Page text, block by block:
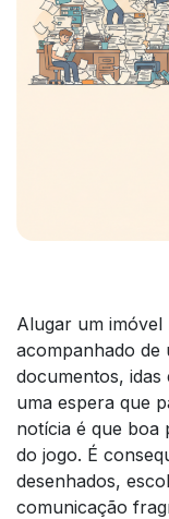
Alugar um
acompanhado de
documentos, idas
uma espera que
notícia é que boa
do jogo. É
desenhados,
comunicação